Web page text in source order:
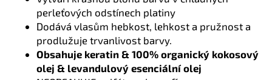
perleťových odstínech platiny
Dodává vlasům hebkost, lehkost a pružnost a
prodlužuje trvanlivost barvy.
Obsahuje keratin & 100% organický kokosový
olej & levandulový esenciální olej